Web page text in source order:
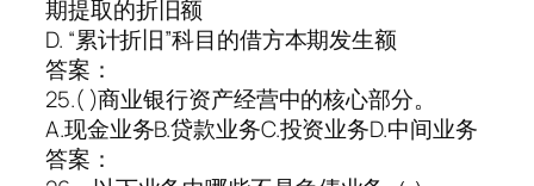
期提取的折旧额
D. “累计折旧”科目的借方本期发生额
答案：
25.( )商业银行资产经营中的核心部分。
A.现金业务B.贷款业务C.投资业务D.中间业务
答案：